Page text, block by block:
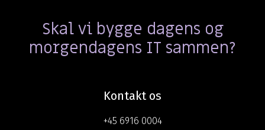
Skal vi bygge dagens og
morgendagens IT sammen?
Kontakt os
+45 6916 0004